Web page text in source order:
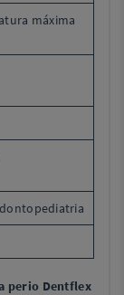
máxima
perio Dentflex